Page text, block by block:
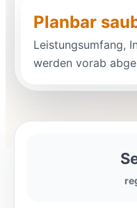
Planbar
Leistungsumfang,
werden vorab